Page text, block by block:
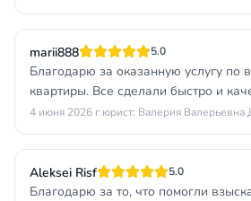
marii888 5.0
Благодарю за оказанную услугу по
квартиры. Все сделали быстро и
4 июня 2026 г.юрист: Валерия Валерьевна
Aleksei Risf 5.0
Благодарю за то, что помогли